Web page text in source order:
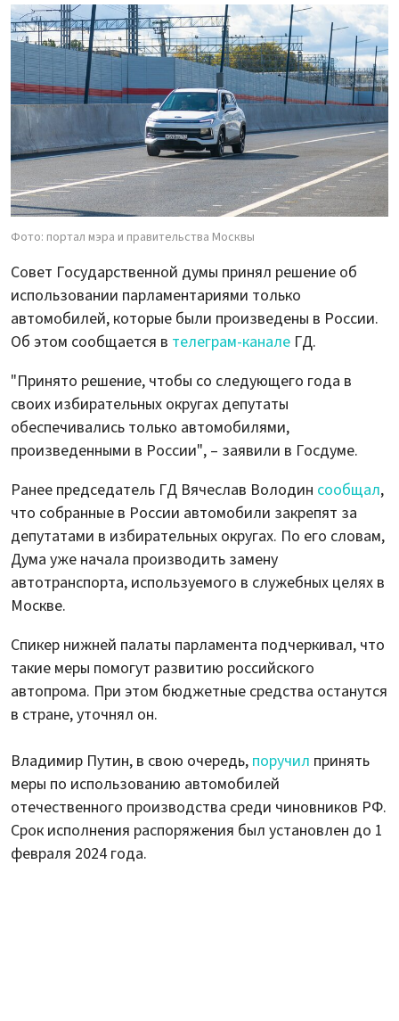
Фото: портал мэра и правительства Москвы
Совет Государственной думы принял решение об
использовании парламентариями только
автомобилей, которые были произведены в России.
Об этом сообщается в телеграм-канале ГД.
"Принято решение, чтобы со следующего года в
своих избирательных округах депутаты
обеспечивались только автомобилями,
произведенными в России", – заявили в Госдуме.
Ранее председатель ГД Вячеслав Володин сообщал,
что собранные в России автомобили закрепят за
депутатами в избирательных округах. По его словам,
Дума уже начала производить замену
автотранспорта, используемого в служебных целях в
Москве.
Спикер нижней палаты парламента подчеркивал, что
такие меры помогут развитию российского
автопрома. При этом бюджетные средства останутся
в стране, уточнял он.
Владимир Путин, в свою очередь, поручил принять
меры по использованию автомобилей
отечественного производства среди чиновников РФ.
Срок исполнения распоряжения был установлен до 1
февраля 2024 года.